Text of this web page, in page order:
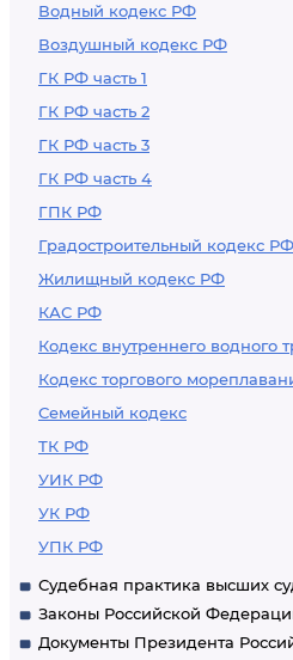
Водный кодекс РФ
Воздушный кодекс РФ
ГК РФ часть 1
ГК РФ часть 2
ГК РФ часть 3
ГК РФ часть 4
ГПК РФ
Градостроительный кодекс РФ
Жилищный кодекс РФ
КАС РФ
Кодекс внутреннего водного
Кодекс торгового
Семейный кодекс
ТК РФ
УИК РФ
УК РФ
УПК РФ
Судебная практика высших
Законы Российской
Документы Президента